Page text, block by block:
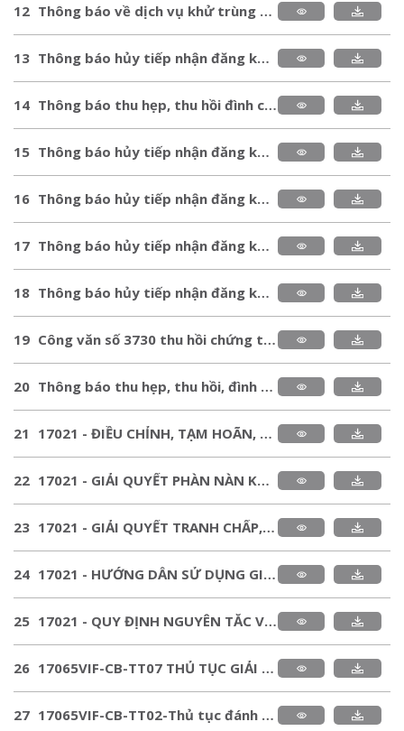
12 Thông báo về dịch vụ khử trùng nhiệt nóng 2024.pdf
13 Thông báo hủy tiếp nhận đăng ký kiểm tra chất lượng lô hàng nhập khẩu năm 2024.pdf
14 Thông báo thu hẹp, thu hồi đình chỉ chứng nhận PT5-2024.pdf
15 Thông báo hủy tiếp nhận đăng ký kiểm tra chất lượng lô hàng nhập khẩu năm 2023.pdf
16 Thông báo hủy tiếp nhận đăng ký kiểm tra chất lượng lô hàng nhập khẩu năm 2022.pdf
17 Thông báo hủy tiếp nhận đăng ký kiểm tra chất lượng lô hàng nhập khẩu năm 2021.pdf
18 Thông báo hủy tiếp nhận đăng ký kiểm tra chất lượng lô hàng nhập khẩu năm 2020.pdf
19 Công văn số 3730 thu hồi chứng thư và cấp lại công văn xác nhận chất lượng hàng hóa.pdf
20 Thông báo thu hẹp, thu hồi, đình chỉ chứng nhận PT5.pdf
21 17021 - ĐIỀU CHỈNH, TẠM HOÃN, THU HỒI CHỨNG NHẬN.pdf
22 17021 - GIẢI QUYẾT PHÀN NÀN KHÁCH HÀNG.pdf
23 17021 - GIẢI QUYẾT TRANH CHẤP, KHUYẾN NGHỊ.pdf
24 17021 - HƯỚNG DẪN SỬ DỤNG GIẤY VÀ DẤU CHỨNG NHẬN.pdf
25 17021 - QUY ĐỊNH NGUYÊN TẮC VÀ ĐIỀU KIỆN CHỨNG NHẬN HỆ THỐNG.pdf
26 17065VIF-CB-TT07 THỦ TỤC GIẢI QUYẾT PHẢN ÁNH KHIẾU NẠI & YÊU CẦU XEM XÉT LẠI.pdf
27 17065VIF-CB-TT02-Thủ tục đánh giá chứng nhận-đánh giá giám sát-đánh giá chứng nhận lại.pdf